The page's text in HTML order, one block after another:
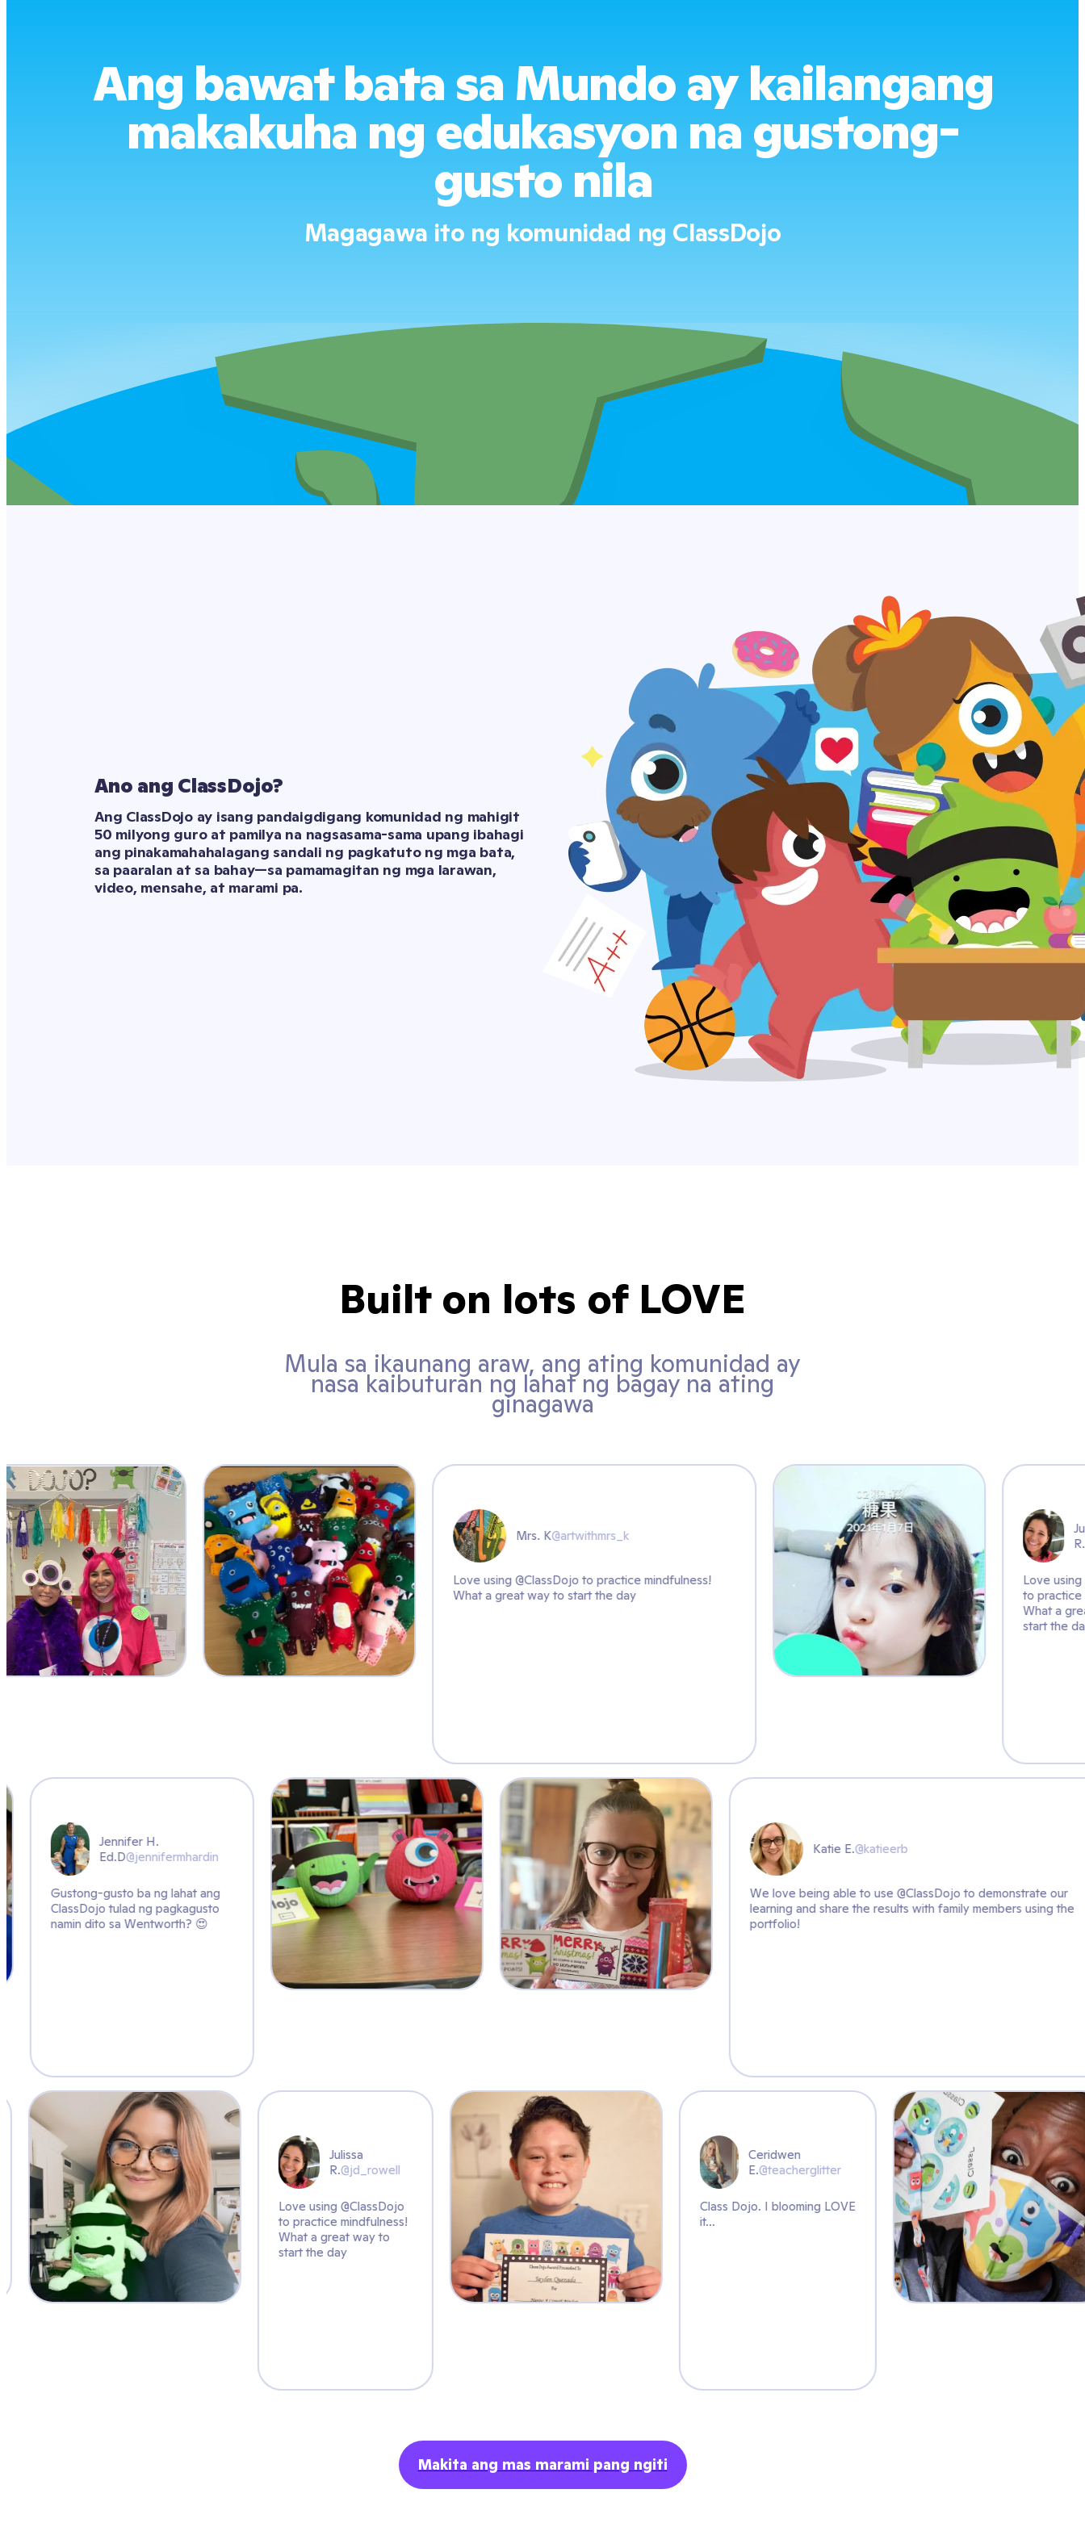
Ang bawat bata sa Mundo ay kailangang
makakuha ng edukasyon na gustong-
gusto nila
Magagawa ito ng komunidad ng ClassDojo
Ano ang ClassDojo?
Ang ClassDojo ay isang pandaigdigang komunidad ng mahigit
50 milyong guro at pamilya na nagsasama-sama upang ibahagi
ang pinakamahahalagang sandali ng pagkatuto ng mga bata,
sa paaralan at sa bahay—sa pamamagitan ng mga larawan,
video, mensahe, at marami pa.
Built on lots of LOVE
Mula sa ikaunang araw, ang ating komunidad ay
nasa kaibuturan ng lahat ng bagay na ating
ginagawa
Mrs. K
Love using @ClassDojo to practice mindfulness!
What a great way to start the day
ng lahat ang
pagkagusto
😍
Katie E.@katieerb
We love being able to use @ClassDojo to demonstrate our
learning and share the results with family members using the
portfolio!
Julissa
@jd_rowell
Love using @ClassDojo
to practice mindfulness!
What a great way to
start the day
Ceridwen
@teacherglitter
Class Dojo. I blooming LOVE
Makita ang mas marami pang ngiti